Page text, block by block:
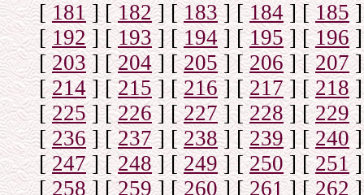
[181] [182] [183] [184] [ 185]
[192] [193] [194] [195] [196]
[203] [204] [205] [206] [207]
[214] [215] [216] [217] [218]
[225] [226] [227] [228] [229]
[236] [237] [238] [239] [240]
[247] [248] [249] [250] [251]
[258] [259] [260] [261] [262]